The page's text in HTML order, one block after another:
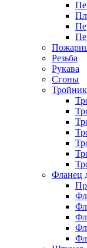
Резьба
Рукава
Сгоны
Фланец